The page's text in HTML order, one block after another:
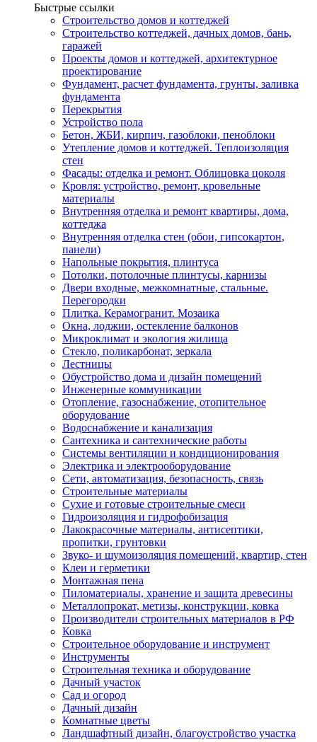
Быстрые ссылки
Строительство домов и коттеджей
Строительство коттеджей, дачных домов, бань,
гаражей
Проекты домов и коттеджей, архитектурное
проектирование
Фундамент, расчет фундамента, грунты, заливка
фундамента
Перекрытия
Устройство пола
Бетон, ЖБИ, кирпич, газоблоки, пеноблоки
Утепление домов и коттеджей. Теплоизоляция
стен
Фасады: отделка и ремонт. Облицовка цоколя
Кровля: устройство, ремонт, кровельные
материалы
Внутренняя отделка и ремонт квартиры, дома,
коттеджа
Внутренняя отделка стен (обои, гипсокартон,
панели)
Напольные покрытия, плинтуса
Потолки, потолочные плинтусы, карнизы
Двери входные, межкомнатные, стальные.
Перегородки
Плитка. Керамогранит. Мозаика
Окна, лоджии, остекление балконов
Микроклимат и экология жилища
Стекло, поликарбонат, зеркала
Лестницы
Обустройство дома и дизайн помещений
Инженерные коммуникации
Отопление, газоснабжение, отопительное
оборудование
Водоснабжение и канализация
Сантехника и сантехнические работы
Системы вентиляции и кондиционирования
Электрика и электрооборудование
Сети, автоматизация, безопасность, связь
Строительные материалы
Сухие и готовые строительные смеси
Гидроизоляция и гидрофобизация
Лакокрасочные материалы, антисептики,
пропитки, грунтовки
Звуко- и шумоизоляция помещений, квартир, стен
Клеи и герметики
Монтажная пена
Пиломатериалы, хранение и защита древесины
Металлопрокат, метизы, конструкции, ковка
Производители строительных материалов в РФ
Ковка
Строительное оборудование и инструмент
Инструменты
Строительная техника и оборудование
Дачный участок
Сад и огород
Дачный дизайн
Комнатные цветы
Ландшафтный дизайн, благоустройство участка